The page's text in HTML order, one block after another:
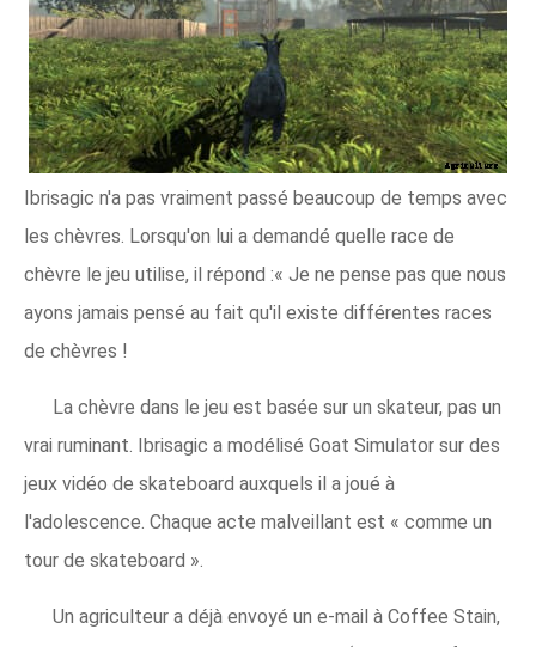
Ibrisagic n'a pas vraiment passé beaucoup de temps avec
les chèvres. Lorsqu'on lui a demandé quelle race de
chèvre le jeu utilise, il répond :« Je ne pense pas que nous
ayons jamais pensé au fait qu'il existe différentes races
de chèvres !
La chèvre dans le jeu est basée sur un skateur, pas un
vrai ruminant. Ibrisagic a modélisé Goat Simulator sur des
jeux vidéo de skateboard auxquels il a joué à
l'adolescence. Chaque acte malveillant est « comme un
tour de skateboard ».
Un agriculteur a déjà envoyé un e-mail à Coffee Stain,